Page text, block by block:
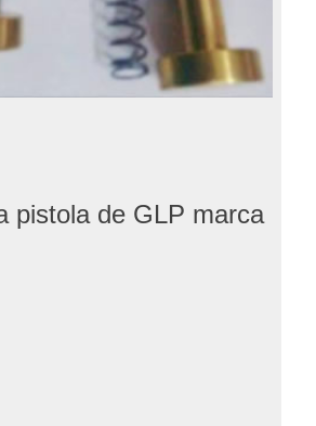
pistola de GLP marca